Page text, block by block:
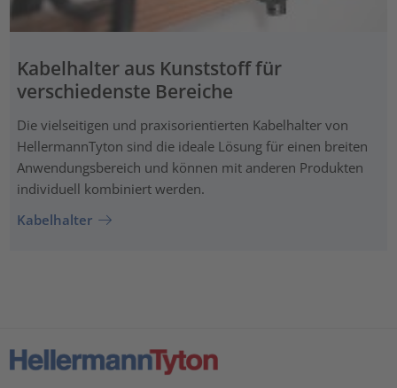
Kabelhalter aus Kunststoff für
verschiedenste Bereiche
Die vielseitigen und praxisorientierten Kabelhalter von
HellermannTyton sind die ideale Lösung für einen breiten
Anwendungsbereich und können mit anderen Produkten
individuell kombiniert werden.
Kabelhalter